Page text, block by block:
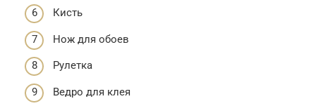
Кисть
Нож для обоев
Рулетка
Ведро для клея